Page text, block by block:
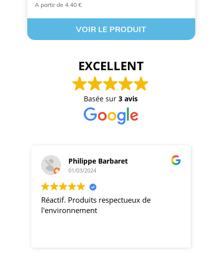
A partir de 4.40 €
VOIR LE PRODUIT
EXCELLENT
Basée sur3 avis
Philippe Barbaret
01/03/2024
Réactif. Produits respectueux de
l'environnement